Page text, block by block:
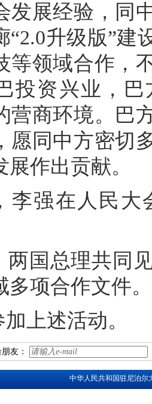
发展经验，同
“2.0升级版”
等领域合作，
投资兴业，
营商环境。巴
愿同中方密切
作出贡献。
李强在人民大
两国总理共同
项合作文件。
上述活动。
友：
中华人民共和国驻尼泊尔